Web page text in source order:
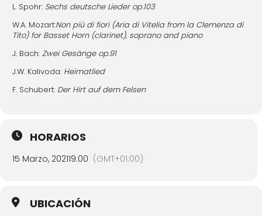
L. Spohr: Sechs deutsche Lieder op.103
W.A. Mozart:Non più di fiori (Aria di Vitelia from la Clemenza di
Tito) for Basset Horn (clarinet), soprano and piano
J. Bach: Zwei Gesänge op.91
J.W. Kalivoda: Heimatlied
F. Schubert: Der Hirt auf dem Felsen
HORARIOS
15 Marzo, 202119:00 (GMT+01:00)
UBICACIÓN